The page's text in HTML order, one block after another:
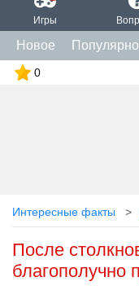
Игры
Новое
0
Интересные факты
После
благополучно